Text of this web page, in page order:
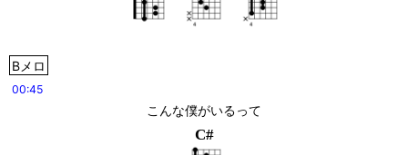
Bメロ
00:45
こんな僕がいるって
C#